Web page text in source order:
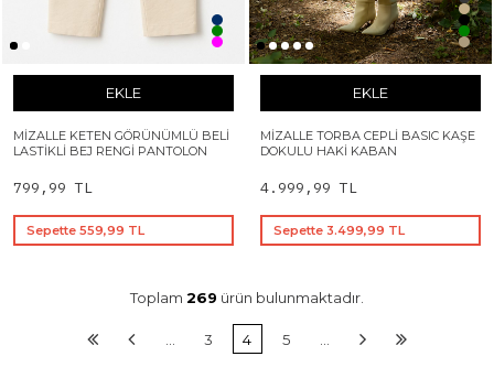
EKLE
MIZALLE KETEN GÖRÜNÜMLÜ BELI
LASTIKLI BEJ RENGI PANTOLON
799,99 TL
Sepette 559,99 TL
EKLE
MIZALLE TORBA CEPLI BASIC KAŞE
DOKULU HAKI KABAN
4.999,99 TL
Sepette 3.499,99 TL
Toplam 269 ürün bulunmaktadır.
3 4 5